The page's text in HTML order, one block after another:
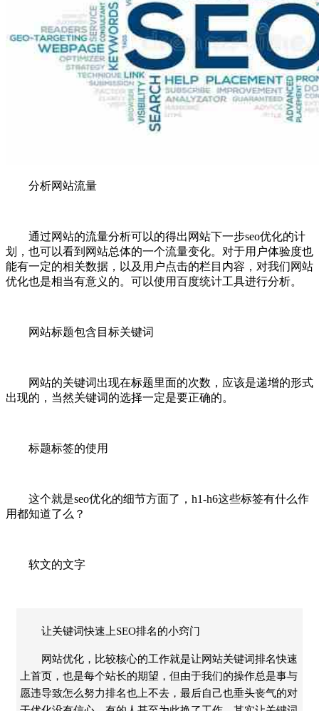
分析网站流量
通过网站的流量分析可以的得出网站下一步seo优化的计
划，也可以看到网站总体的一个流量变化。对于用户体验度也
能有一定的相关数据，以及用户点击的栏目内容，对我们网站
优化也是相当有意义的。可以使用百度统计工具进行分析。
网站标题包含目标关键词
网站的关键词出现在标题里面的次数，应该是递增的形式
出现的，当然关键词的选择一定是要正确的。
标题标签的使用
这个就是seo优化的细节方面了，h1-h6这些标签有什么作
用都知道了么？
软文的文字
让关键词快速上SEO排名的小窍门
网站优化，比较核心的工作就是让网站关键词排名快速
上首页，也是每个站长的期望，但由于我们的操作总是事与
愿违导致怎么努力排名也上不去，最后自己也垂头丧气的对